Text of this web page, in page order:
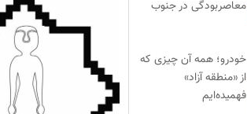
معاصربودگی در جنوب
خودرو؛ همه آن چیزی که
از «منطقه آزاد»
فهمیده‌ایم